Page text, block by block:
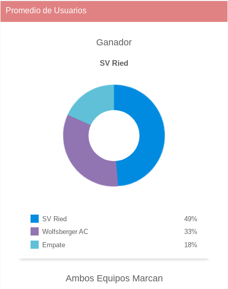
Promedio de Usuarios
Ganador
SV Ried
SV Ried %
49
Wolfsberger AC
%
33
Empate
%
18
Ambos Equipos Marcan